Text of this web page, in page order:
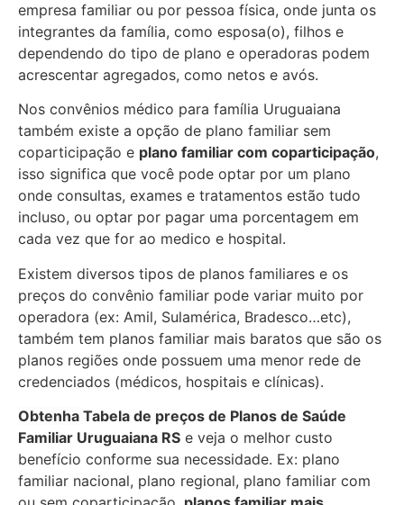
empresa familiar ou por pessoa física, onde junta os
integrantes da família, como esposa(o), filhos e
dependendo do tipo de plano e operadoras podem
acrescentar agregados, como netos e avós.
Nos convênios médico para família Uruguaiana
também existe a opção de plano familiar sem
coparticipação e plano familiar com coparticipação,
isso significa que você pode optar por um plano
onde consultas, exames e tratamentos estão tudo
incluso, ou optar por pagar uma porcentagem em
cada vez que for ao medico e hospital.
Existem diversos tipos de planos familiares e os
preços do convênio familiar pode variar muito por
operadora (ex: Amil, Sulamérica, Bradesco…etc),
também tem planos familiar mais baratos que são os
planos regiões onde possuem uma menor rede de
credenciados (médicos, hospitais e clínicas).
Obtenha Tabela de preços de Planos de Saúde
Familiar Uruguaiana RS e veja o melhor custo
benefício conforme sua necessidade. Ex: plano
familiar nacional, plano regional, plano familiar com